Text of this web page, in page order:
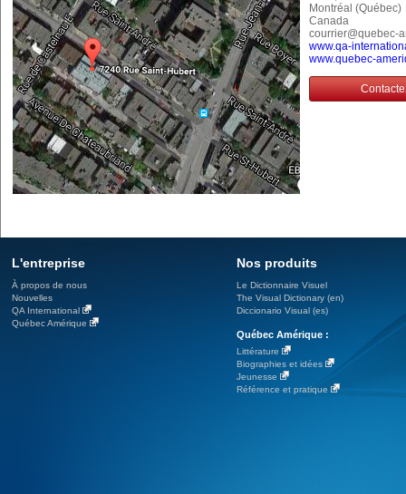
Montréal
Canada
courrier@quebec-
www.qa-
www.quebec-
L'entreprise
À propos de nous
Nouvelles
QA International
Québec Amérique
Nos produits
Le Dictionnaire Visuel
The Visual Dictionary (en)
Diccionario Visual (es)
Québec Amérique :
Littérature
Biographies et idées
Jeunesse
Référence et pratique